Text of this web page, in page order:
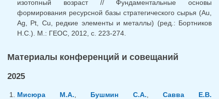
изотопный возраст // Фундаментальные основы
формирования ресурсной базы стратегического сырья (Au,
Ag, Pt, Cu, редкие элементы и металлы) (ред.: Бортников
Н.С.). М.: ГЕОС, 2012, с. 223-274.
Материалы конференций и совещаний
2025
Мисюра М.А. Бушмин С.А.
Савва Е.В.